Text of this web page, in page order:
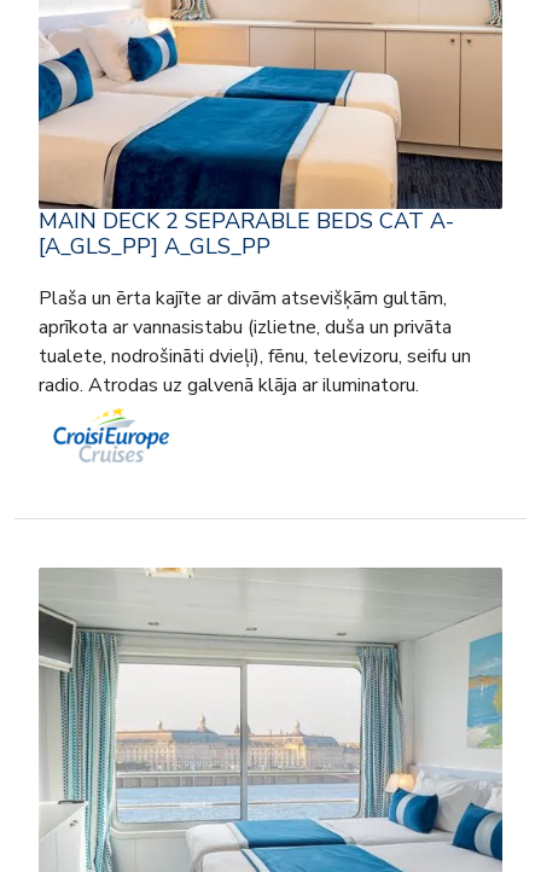
MAIN DECK 2 SEPARABLE BEDS CAT A-
[A_GLS_PP] A_GLS_PP
Plaša un ērta kajīte ar divām atsevišķām gultām,
aprīkota ar vannasistabu (izlietne, duša un privāta
tualete, nodrošināti dvieļi), fēnu, televizoru, seifu un
radio. Atrodas uz galvenā klāja ar iluminatoru.